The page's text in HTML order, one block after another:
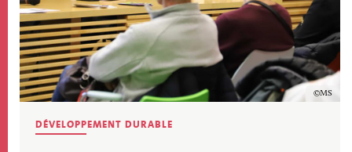
MS
DÉVELOPPEMENT DURABLE